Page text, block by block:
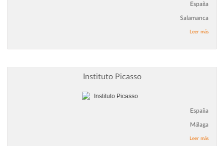
España
Salamanca
Leer más
Instituto Picasso
España
Málaga
Leer más